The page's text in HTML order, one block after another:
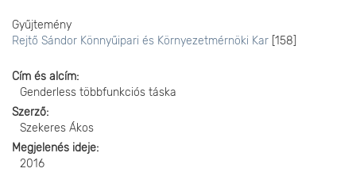
Gyűjtemény
Rejtő Sándor Könnyűipari és Környezetmérnöki Kar [158]
Cím és alcím
Genderless többfunkciós táska
Szerző
Szekeres Ákos
Megjelenés ideje
2016